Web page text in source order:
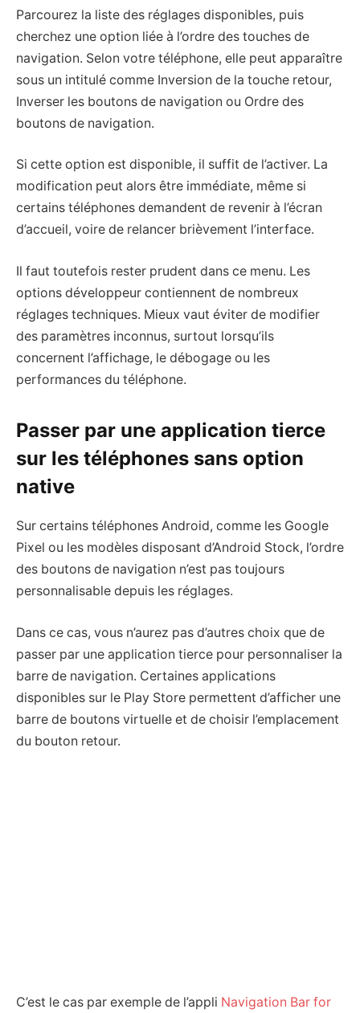
Parcourez la liste des réglages disponibles, puis
cherchez une option liée à l’ordre des touches de
navigation. Selon votre téléphone, elle peut apparaître
sous un intitulé comme Inversion de la touche retour,
Inverser les boutons de navigation ou Ordre des
boutons de navigation.
Si cette option est disponible, il suffit de l’activer. La
modification peut alors être immédiate, même si
certains téléphones demandent de revenir à l’écran
d’accueil, voire de relancer brièvement l’interface.
Il faut toutefois rester prudent dans ce menu. Les
options développeur contiennent de nombreux
réglages techniques. Mieux vaut éviter de modifier
des paramètres inconnus, surtout lorsqu’ils
concernent l’affichage, le débogage ou les
performances du téléphone.
Passer par une application tierce
sur les téléphones sans option
native
Sur certains téléphones Android, comme les Google
Pixel ou les modèles disposant d’Android Stock, l’ordre
des boutons de navigation n’est pas toujours
personnalisable depuis les réglages.
Dans ce cas, vous n’aurez pas d’autres choix que de
passer par une application tierce pour personnaliser la
barre de navigation. Certaines applications
disponibles sur le Play Store permettent d’afficher une
barre de boutons virtuelle et de choisir l’emplacement
du bouton retour.
C’est le cas par exemple de l’appli Navigation Bar for